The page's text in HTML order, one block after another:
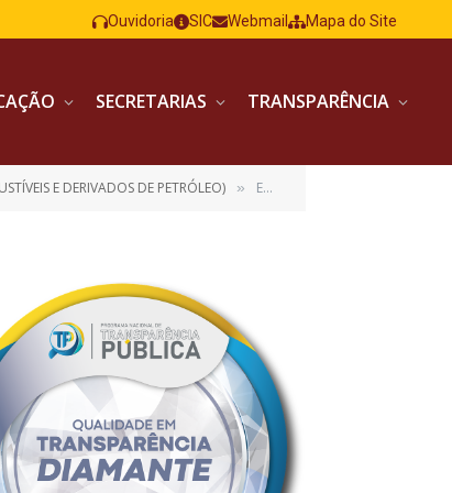
Ouvidoria SIC Webmail Mapa do Site
SECRETARIAS TRANSPARÊNCIA
E DERIVADOS DE PETRÓLEO) » EDITAL – PE 03-2023 – COMBUSTÍVEL ASS